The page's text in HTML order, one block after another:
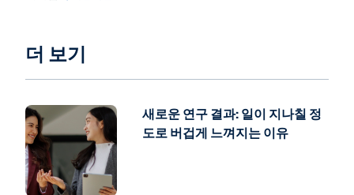
Khostavan:
서 혁신을 주도하고 있습니다. 그에 관해 Carl의
자세한 설명을 들어보시죠.
Eschanbach:
는 차세대 Workday 기술을 발표했습니다.
더 보기
새로운 연구 결과: 일이 지나칠 정
도로 버겁게 느껴지는 이유